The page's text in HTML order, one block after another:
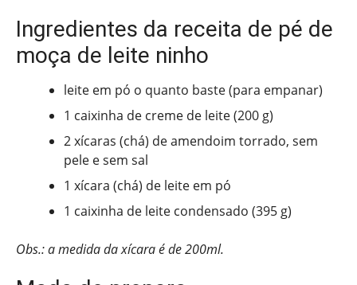
Ingredientes da receita de pé de
moça de leite ninho
leite em pó o quanto baste (para empanar)
1 caixinha de creme de leite (200 g)
2 xícaras (chá) de amendoim torrado, sem
pele e sem sal
1 xícara (chá) de leite em pó
1 caixinha de leite condensado (395 g)
Obs.: a medida da xícara é de 200ml.